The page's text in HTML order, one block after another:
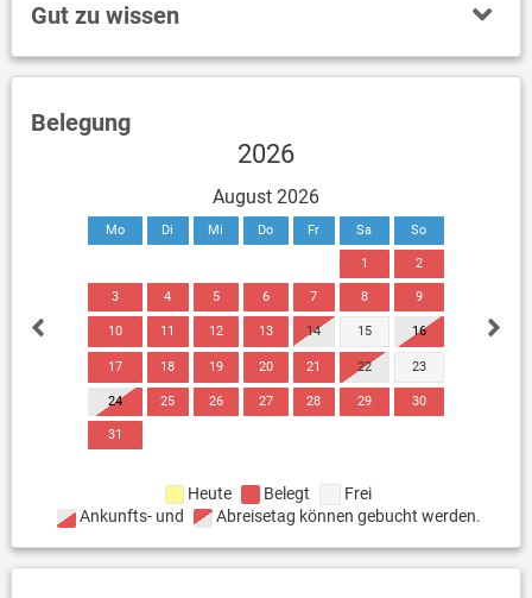
Gut zu wissen
Belegung
2026
August 2026
Mo Di Mi Do Fr Sa So
1 2
3 4 5 6 7 8 9
10 11 12 13 14 15 16
17 18 19 20 21 22 23
24 25 26 27 28 29 30
31
Heute Belegt
Frei
Ankunfts- und
Abreisetag können gebucht werden.